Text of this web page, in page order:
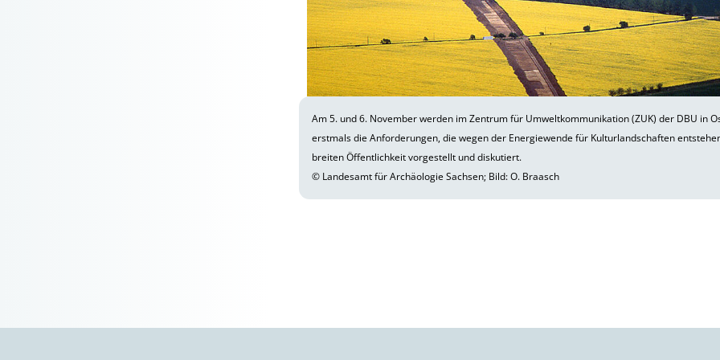
Am 5. und 6. November werden im Zentrum für Umweltkommunikation (ZUK) der DBU in
erstmals die Anforderungen, die wegen der Energiewende für Kulturlandschaften
breiten Öffentlichkeit vorgestellt und diskutiert.
© Landesamt für Archäologie Sachsen; Bild: O. Braasch